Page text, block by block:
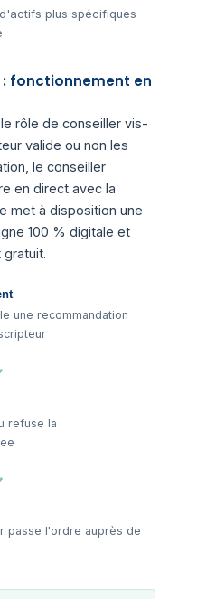
plus spécifiques
: fonctionnement en
rôle de conseiller vis-
valide ou non les
le conseiller
en direct avec la
met à disposition une
100 % digitale et
une recommandation
refuse la
passe l'ordre auprès de